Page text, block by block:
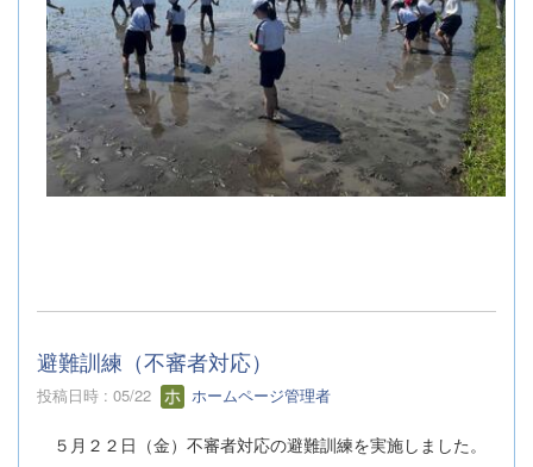
避難訓練（不審者対応）
投稿日時 : 05/22 ホームページ管理者
５月２２日（金）不審者対応の避難訓練を実施しました。